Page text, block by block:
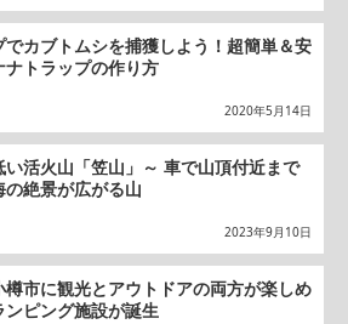
でカブトムシを捕獲しよう！超簡単＆安
ナトラップの作り方
2020年5月14日
い活火山「笠山」～ 車で山頂付近まで
の絶景が広がる山
2023年9月10日
樽市に観光とアウトドアの両方が楽しめ
ンピング施設が誕生